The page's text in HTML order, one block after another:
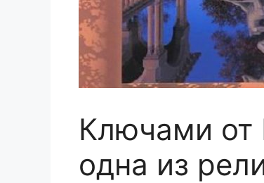
Ключами от
одна из